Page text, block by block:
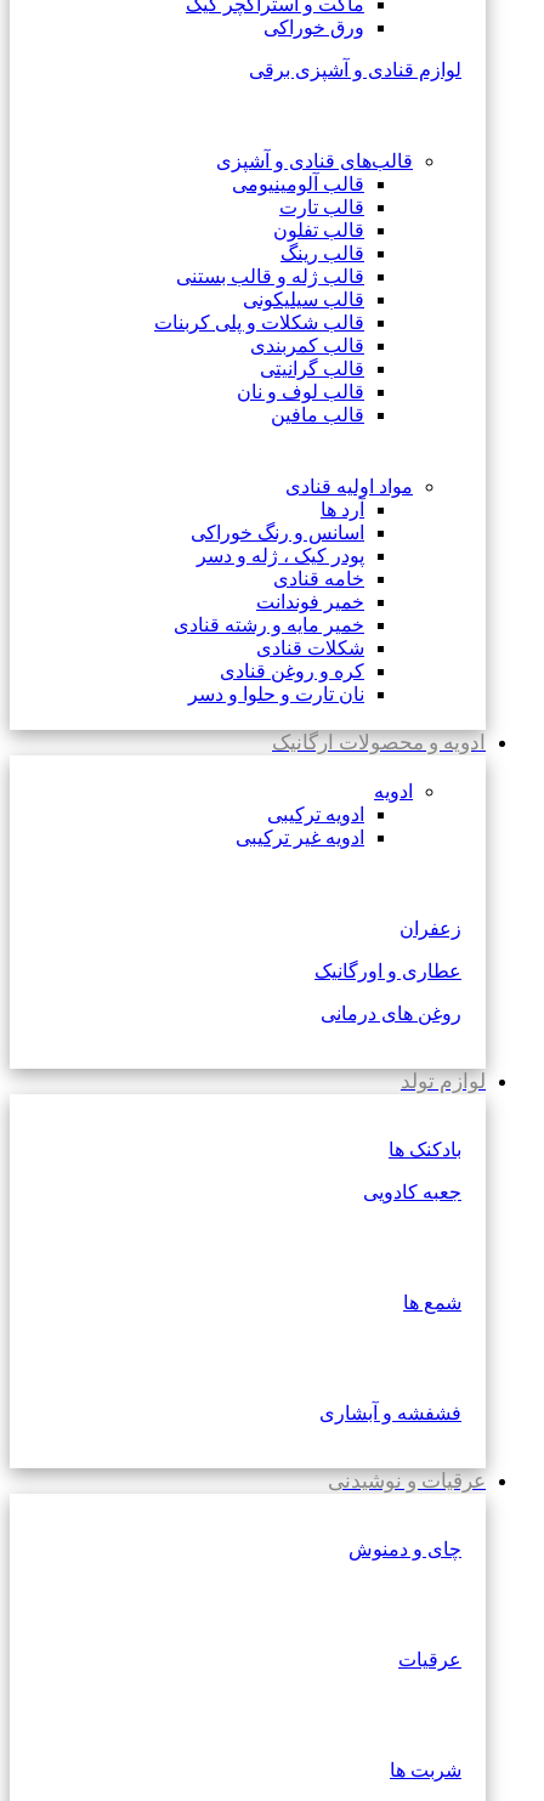
ماکت و استراکچر کیک
ورق خوراکی
لوازم قنادی و آشپزی برقی
قالب‌های قنادی و آشپزی
قالب آلومینیومی
قالب تارت
قالب تفلون
قالب رینگ
قالب ژله و قالب بستنی
قالب سیلیکونی
قالب شکلات و پلی کربنات
قالب کمربندی
قالب گرانیتی
قالب لوف و نان
قالب مافین
مواد اولیه قنادی
آرد ها
اسانس و رنگ خوراکی
پودر کیک ، ژله و دسر
خامه قنادی
خمیر فوندانت
خمیر مایه و رشته قنادی
شکلات قنادی
کره و روغن قنادی
نان تارت و حلوا و دسر
ادویه و محصولات ارگانیک
ادویه
ادویه ترکیبی
ادویه غیر ترکیبی
زعفران
عطاری و اورگانیک
روغن های درمانی
لوازم تولد
بادکنک ها
جعبه کادویی
شمع ها
فشفشه و آبشاری
عرقیات و نوشیدنی
چای و دمنوش
عرقیات
شربت ها